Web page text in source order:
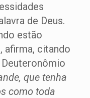
de Deus.
estão
afirma, citando
que tenha
como toda